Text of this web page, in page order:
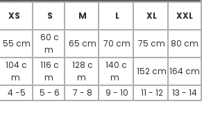
XS S M L XL XXL
55 cm
60 c
m
65 cm 70 cm 75 cm 80 cm
104 c
m
116 c
m
128 c
m
140 c
m
152 cm 164 cm
4 -5 5 - 6 7 - 8 9 - 10 11 - 12 13 - 14